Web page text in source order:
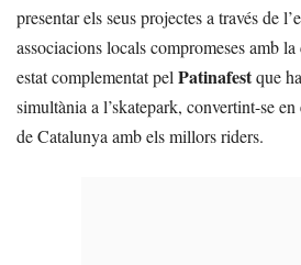
presentar els seus projectes a través de
associacions locals compromeses amb
estat complementat pel Patinafestque
simultània a l’skatepark, convertint-se
de Catalunya amb els millors riders.